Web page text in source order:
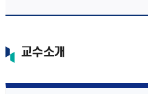
교수소개